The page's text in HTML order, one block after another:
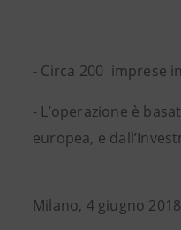
- Circa 200 imprese
- L’operazione è
europea, e
Milano, 4 giugno 2018